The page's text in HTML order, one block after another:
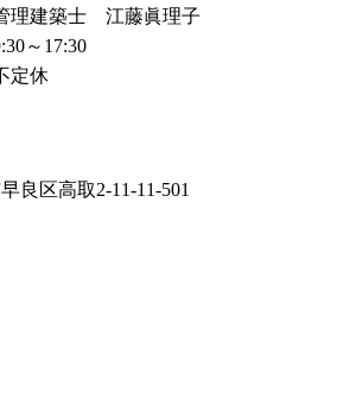
理建築士 江藤眞理子
～17:30
定休
良区高取2-11-11-501